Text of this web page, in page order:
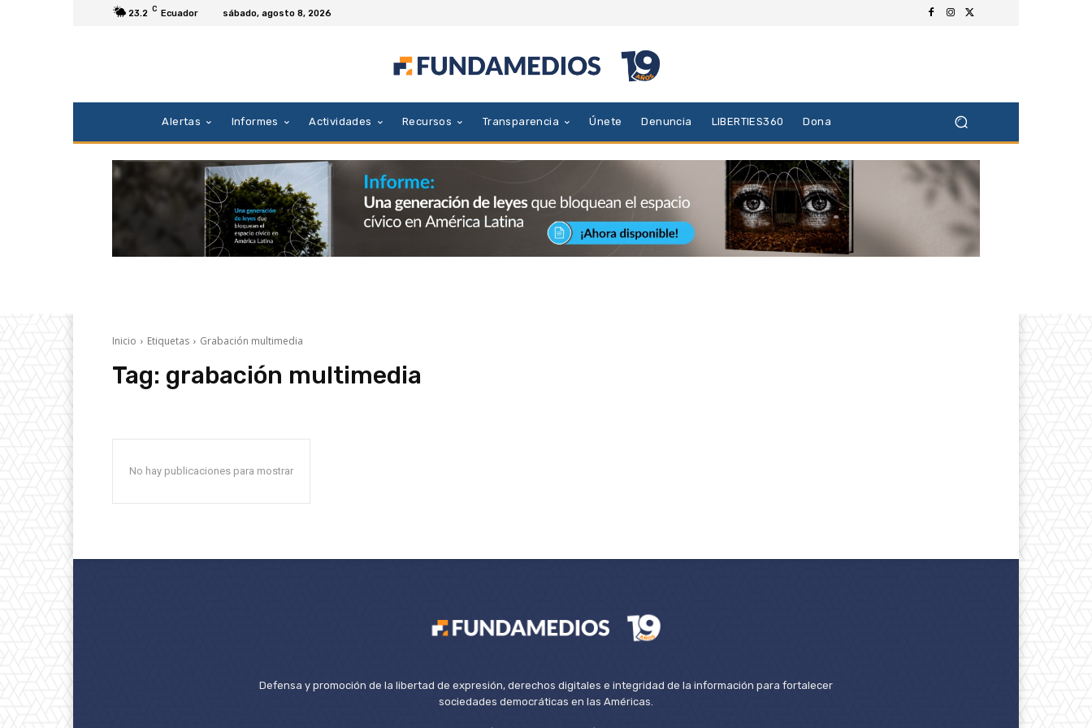
23.2 C Ecuador sábado, agosto 8, 2026
Alertas Informes Actividades Recursos Transparencia Únete Denuncia LIBERTIES360 Dona
Inicio Etiquetas Grabación multimedia
Tag: grabación multimedia
No hay publicaciones para mostrar
Defensa y promoción de la libertad de expresión, derechos digitales e integridad de la información para fortalecer
sociedades democráticas en las Américas.